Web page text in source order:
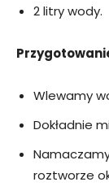
2 litry wody.
Wlewamy
Dokładnie
roztworze